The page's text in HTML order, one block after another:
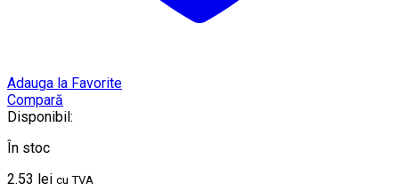
Adauga la Favorite
Compară
Disponibil:
În stoc
2.53 lei cu TVA